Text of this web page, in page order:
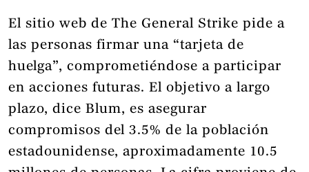
El sitio web de The General Strike pide a
las personas firmar una “tarjeta de
huelga”, comprometiéndose a participar
en acciones futuras. El objetivo a largo
plazo, dice Blum, es asegurar
compromisos del 3.5% de la población
estadounidense, aproximadamente 10.5